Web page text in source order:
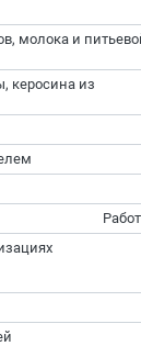
молока и
керосина из